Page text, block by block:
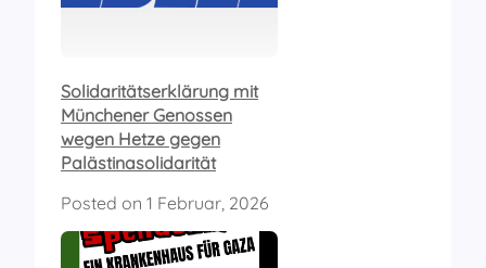
Solidaritätserklärung mit
Münchener Genossen
wegen Hetze gegen
Palästinasolidarität
Posted on 1 Februar, 2026